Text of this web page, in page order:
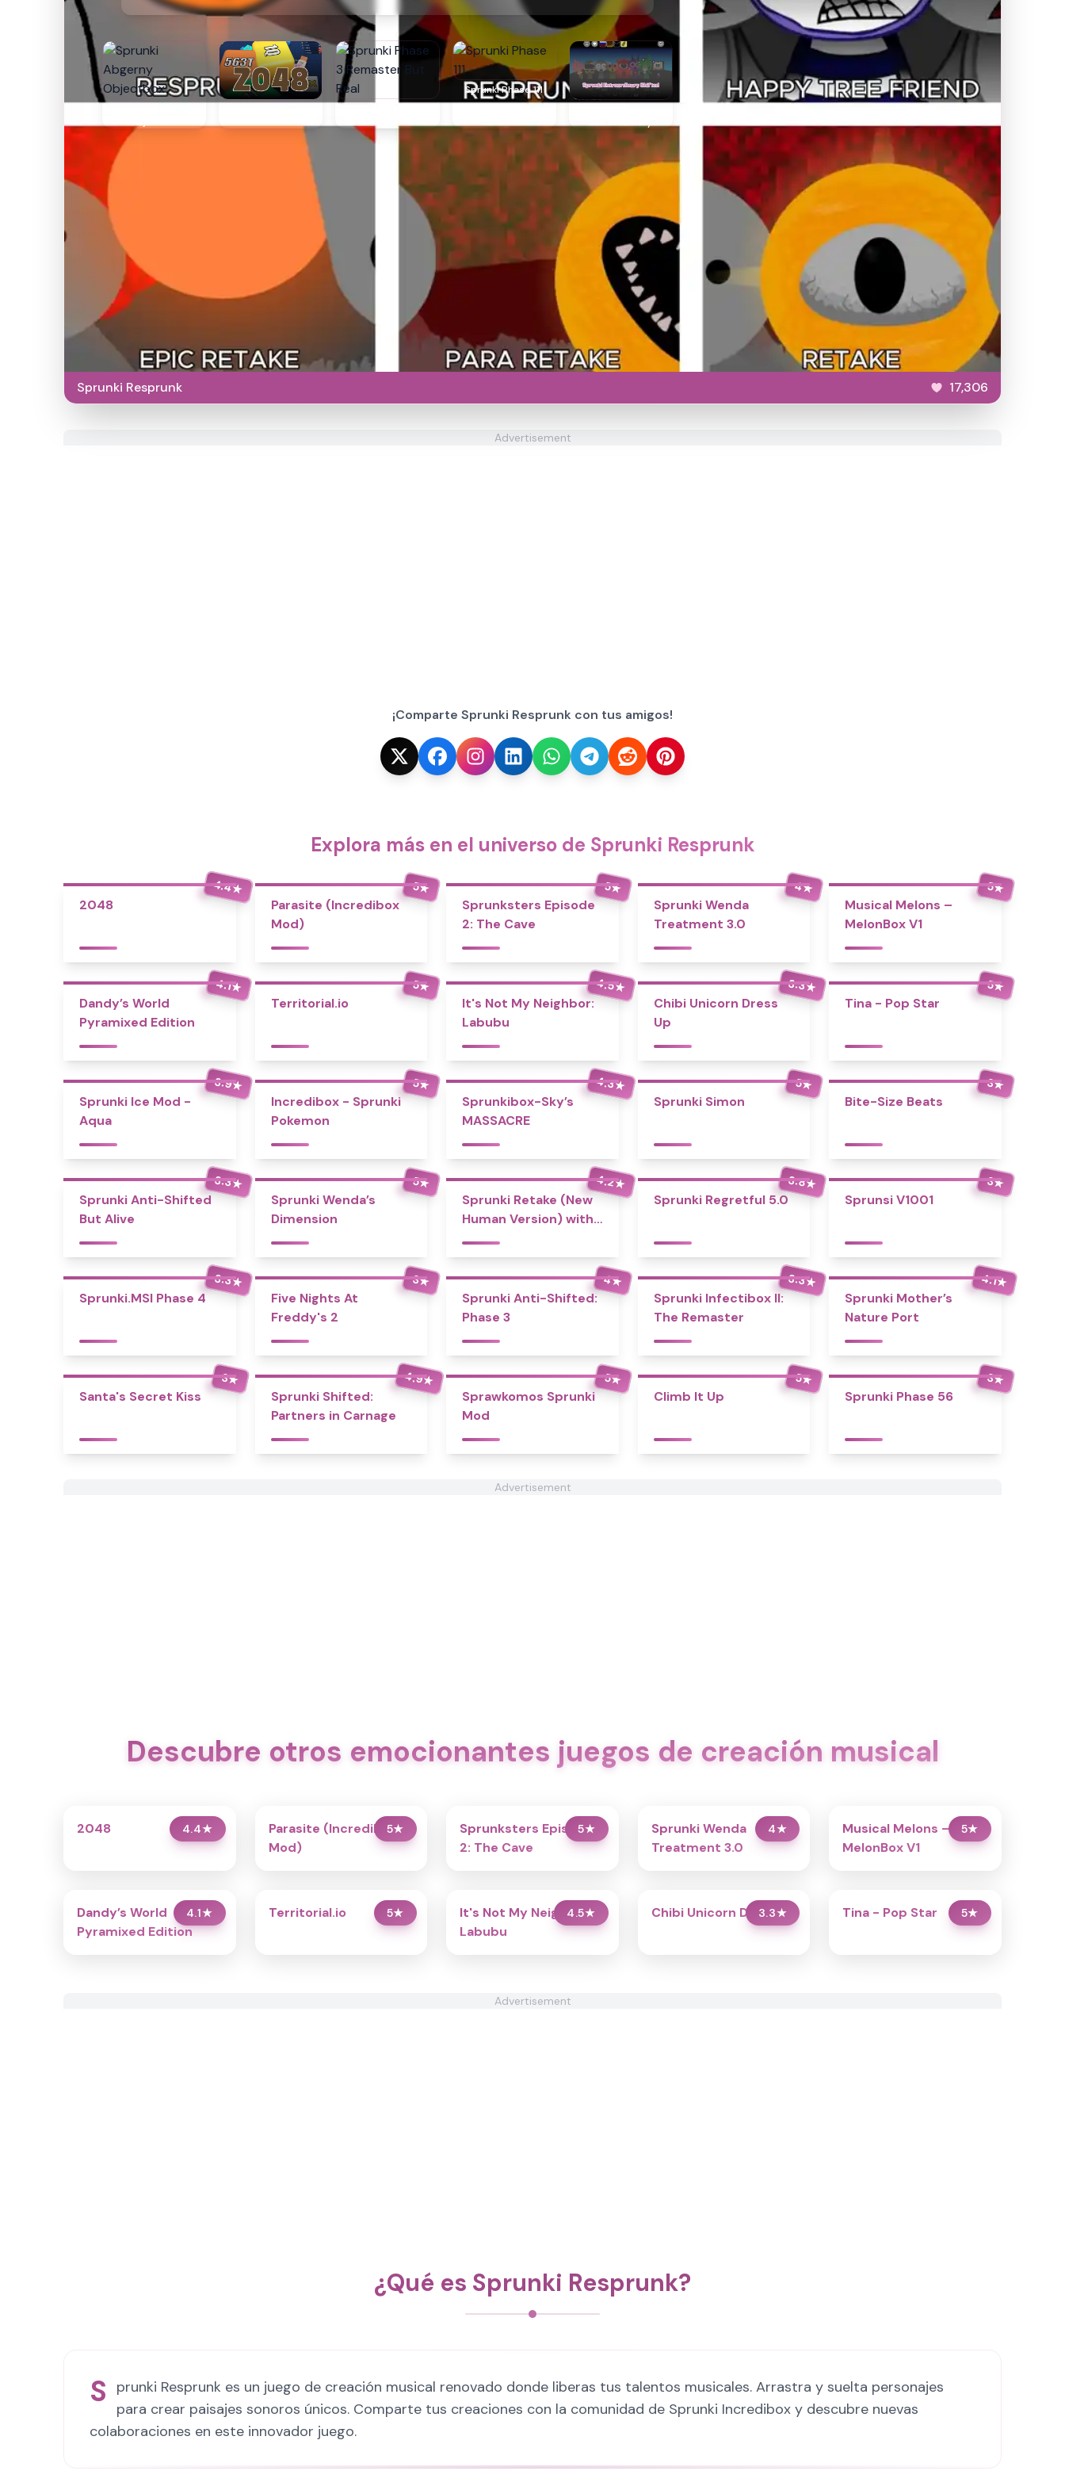
Sprunki Phase 111
Shifted
Sprunki Resprunk 17,306
Advertisement
¡Comparte Sprunki Resprunk con tus amigos!
Explora más en el universo de Sprunki Resprunk
4.4★
2048
5★
Parasite (Incredibox
Mod)
5★
Sprunksters Episode
2: The Cave
4★
Sprunki Wenda
Treatment 3.0
5★
Musical Melons –
MelonBox V1
4.1★
Dandy’s World
Pyramixed Edition
5★
Territorial.io
4.5★
It's Not My Neighbor:
Labubu
3.3★
Chibi Unicorn Dress
Up
5★
Tina - Pop Star
3.9★
Sprunki Ice Mod -
Aqua
5★
Incredibox - Sprunki
Pokemon
4.3★
Sprunkibox-Sky’s
MASSACRE
5★
Sprunki Simon
3★
Bite-Size Beats
3.3★
Sprunki Anti-Shifted
But Alive
5★
Sprunki Wenda’s
Dimension
4.2★
Sprunki Retake (New
Human Version) with
Bonus
3.8★
Sprunki Regretful 5.0
3★
Sprunsi V1001
3.3★
Sprunki.MSI Phase 4
3★
Five Nights At
Freddy's 2
4★
Sprunki Anti-Shifted:
Phase 3
3.3★
Sprunki Infectibox II:
The Remaster
4.1★
Sprunki Mother’s
Nature Port
3★
Santa's Secret Kiss
4.9★
Sprunki Shifted:
Partners in Carnage
5★
Sprawkomos Sprunki
Mod
5★
Climb It Up
3★
Sprunki Phase 56
Advertisement
Descubre otros emocionantes juegos de creación musical
4.4★
2048 5★
Parasite (Incredibox
Mod)
5★
Sprunksters Episode
2: The Cave
4★
Sprunki Wenda
Treatment 3.0
5★
Musical Melons –
MelonBox V1
4.1★
Dandy’s World
Pyramixed Edition
5★
Territorial.io 4.5★
It's Not My Neighbor:
Labubu
3.3★
Chibi Unicorn Dress Up 5★
Tina - Pop Star
Advertisement
¿Qué es Sprunki Resprunk?
S
prunki Resprunk es un juego de creación musical renovado donde liberas tus talentos musicales. Arrastra y suelta personajes
para crear paisajes sonoros únicos. Comparte tus creaciones con la comunidad de Sprunki Incredibox y descubre nuevas
colaboraciones en este innovador juego.